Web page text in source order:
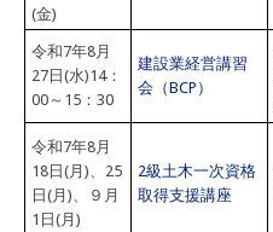
(金)
令和7年8月
27日(水)14：
00～15：30
建設業経営講習
会（BCP）
令和7年8月
18日(月)、25
日(月)、９月
1日(月)
2級土木一次資格
取得支援講座